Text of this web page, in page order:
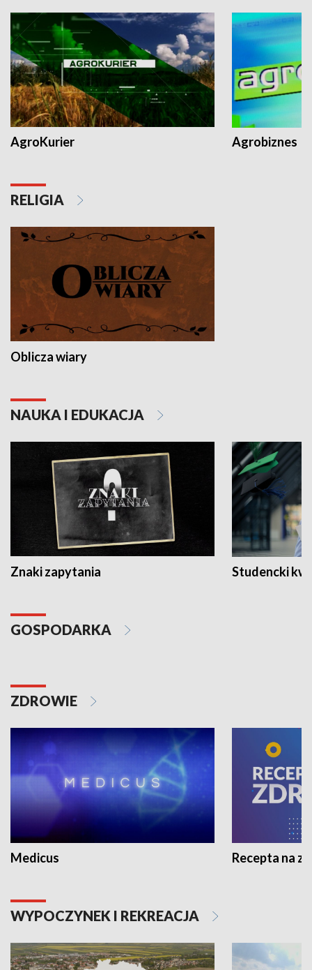
AgroKurier Agrobiznes
RELIGIA
Oblicza wiary
NAUKA I EDUKACJA
Znaki zapytania Studencki
GOSPODARKA
ZDROWIE
Medicus Recepta na
WYPOCZYNEK I REKREACJA